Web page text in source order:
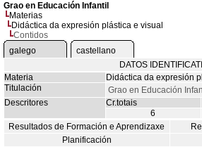
Grao en Educación Infantil
Materias
Didáctica da expresión plástica e visual
Contidos
galego
castellano
DATOS
Materia
Didáctica da expresión
Titulación
Grao en Educación
Descritores
Cr.totais
6
Resultados de Formación e Aprendizaxe
Planificación